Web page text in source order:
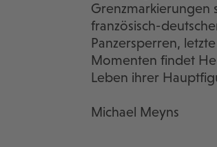
Grenzmarkierungen
französisch-
Panzersperren,
Momenten findet
Leben ihrer
Michael Meyns